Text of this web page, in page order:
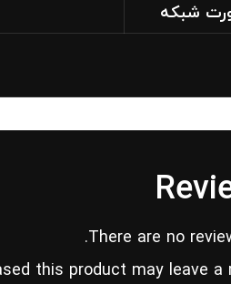
شبکه
There are no
this product may leave a